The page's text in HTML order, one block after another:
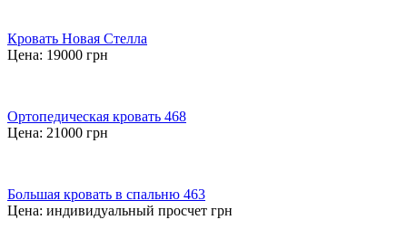
Кровать Новая Стелла
Цена: 19000 грн
Ортопедическая кровать 468
Цена: 21000 грн
Большая кровать в спальню 463
Цена: индивидуальный просчет грн